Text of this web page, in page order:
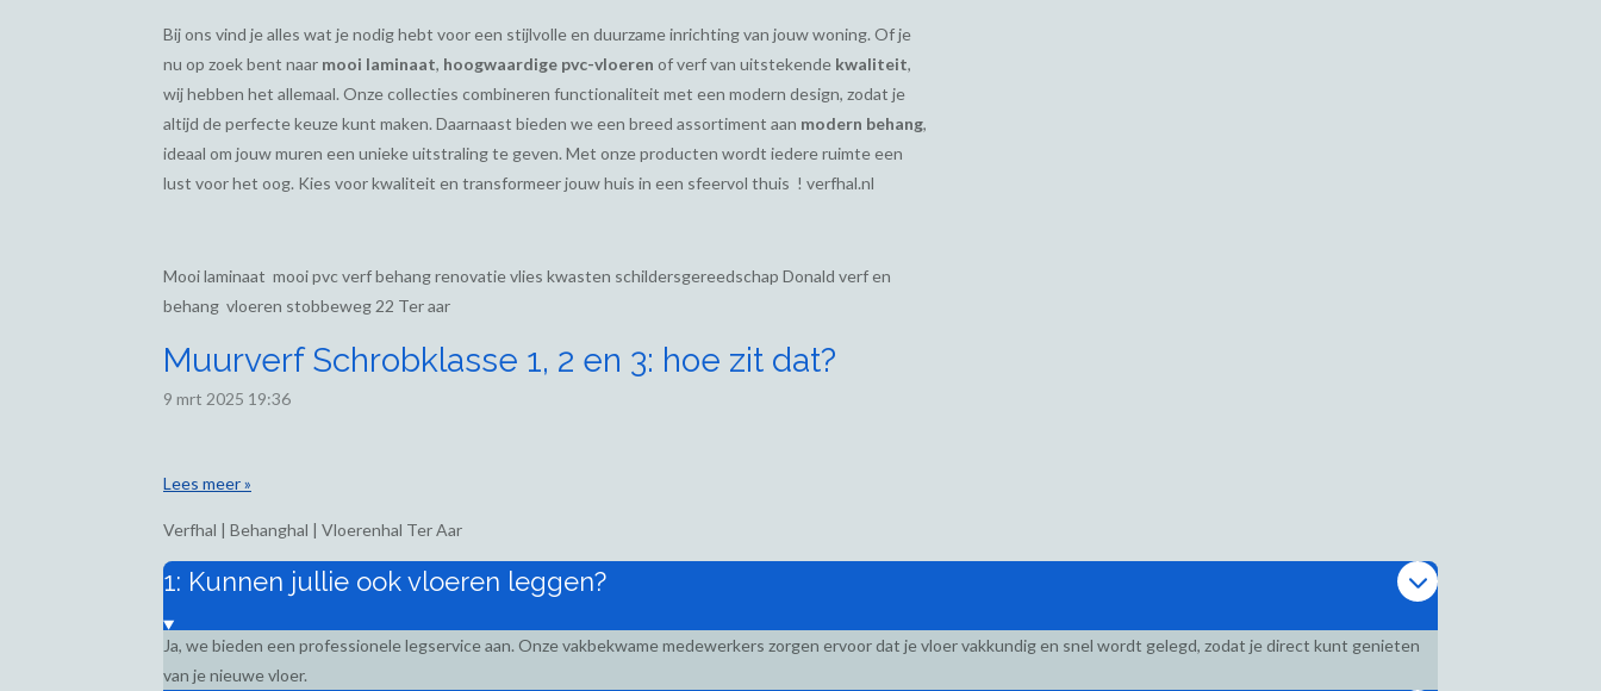
Bij ons vind je alles wat je nodig hebt voor een stijlvolle en duurzame inrichting van jouw woning. Of je
nu op zoek bent naar mooi laminaat, hoogwaardige pvc-vloeren of verf van uitstekende kwaliteit,
wij hebben het allemaal. Onze collecties combineren functionaliteit met een modern design, zodat je
altijd de perfecte keuze kunt maken. Daarnaast bieden we een breed assortiment aan modern behang,
ideaal om jouw muren een unieke uitstraling te geven. Met onze producten wordt iedere ruimte een
lust voor het oog. Kies voor kwaliteit en transformeer jouw huis in een sfeervol thuis ! verfhal.nl
Mooi laminaat mooi pvc verf behang renovatie vlies kwasten schildersgereedschap Donald verf en
behang vloeren stobbeweg 22 Ter aar
Muurverf Schrobklasse 1, 2 en 3: hoe zit dat?
9 mrt 2025 19:36
Lees meer »
Verfhal | Behanghal | Vloerenhal Ter Aar
1: Kunnen jullie ook vloeren leggen?
Ja, we bieden een professionele legservice aan. Onze vakbekwame medewerkers zorgen ervoor dat je vloer vakkundig en snel wordt gelegd, zodat je direct kunt genieten
van je nieuwe vloer.